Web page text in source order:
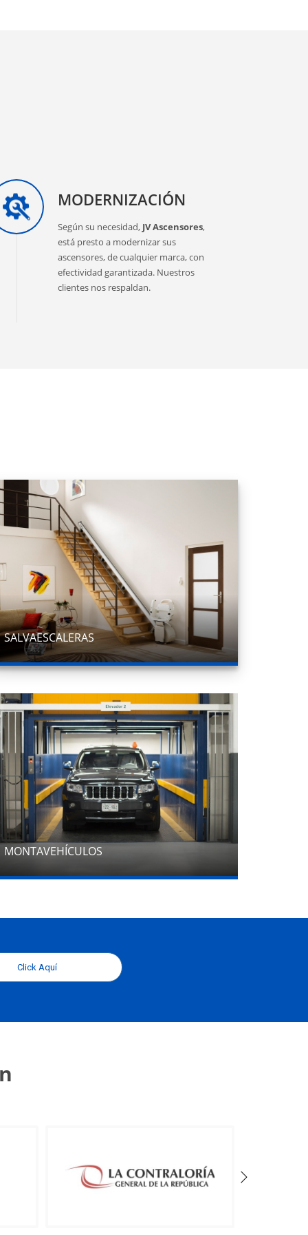
MODERNIZACIÓN
Según su necesidad, JV Ascensores,
está presto a modernizar sus
ascensores, de cualquier marca, con
efectividad garantizada. Nuestros
clientes nos respaldan.
SALVAESCALERAS
MONTAVEHÍCULOS
Click Aquí